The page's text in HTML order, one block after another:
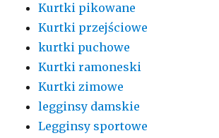
Kurtki pikowane
Kurtki przejściowe
kurtki puchowe
Kurtki ramoneski
Kurtki zimowe
legginsy damskie
Legginsy sportowe